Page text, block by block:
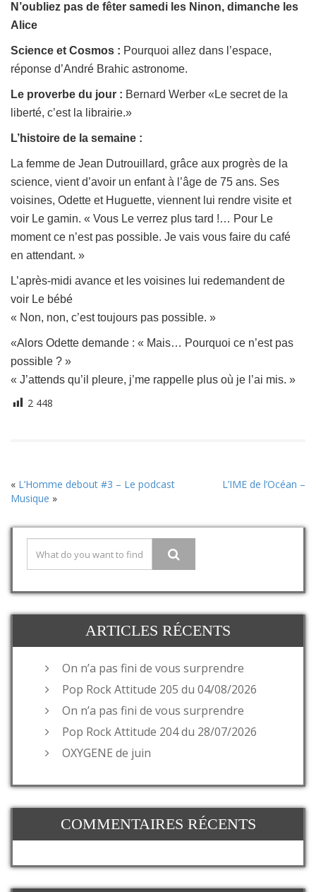
N’oubliez pas de fêter samedi les Ninon, dimanche les
Alice
Science et Cosmos : Pourquoi allez dans l’espace,
réponse d’André Brahic astronome.
Le proverbe du jour : Bernard Werber «Le secret de la
liberté, c’est la librairie.»
L’histoire de la semaine :
La femme de Jean Dutrouillard, grâce aux progrès de la
science, vient d’avoir un enfant à l’âge de 75 ans. Ses
voisines, Odette et Huguette, viennent lui rendre visite et
voir Le gamin. « Vous Le verrez plus tard !… Pour Le
moment ce n’est pas possible. Je vais vous faire du café
en attendant. »
L’après-midi avance et les voisines lui redemandent de
voir Le bébé
« Non, non, c’est toujours pas possible. »
«Alors Odette demande : « Mais… Pourquoi ce n’est pas
possible ? »
« J’attends qu’il pleure, j’me rappelle plus où je l’ai mis. »
2 448
« L’Homme debout #3 – Le podcast
L’IME de l’Océan –
Musique »
ARTICLES RÉCENTS
On n’a pas fini de vous surprendre
Pop Rock Attitude 205 du 04/08/2026
On n’a pas fini de vous surprendre
Pop Rock Attitude 204 du 28/07/2026
OXYGENE de juin
COMMENTAIRES RÉCENTS